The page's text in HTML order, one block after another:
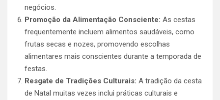
negócios.
Promoção da Alimentação Consciente: As cestas
frequentemente incluem alimentos saudáveis, como
frutas secas e nozes, promovendo escolhas
alimentares mais conscientes durante a temporada de
festas.
Resgate de Tradições Culturais: A tradição da cesta
de Natal muitas vezes inclui práticas culturais e